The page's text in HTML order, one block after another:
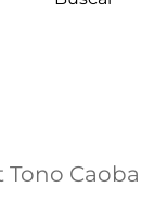
Tono Caoba